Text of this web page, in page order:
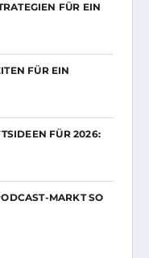
FÜR EIN
FÜR EIN
FÜR 2026:
MARKT SO